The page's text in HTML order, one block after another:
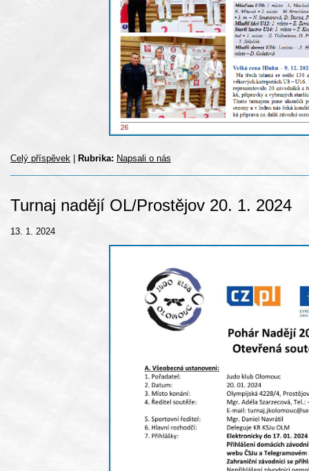
Celý příspěvek Rubrika: Napsali o nás
Turnaj nadějí OL/Prostějov 20. 1. 2024
13. 1. 2024